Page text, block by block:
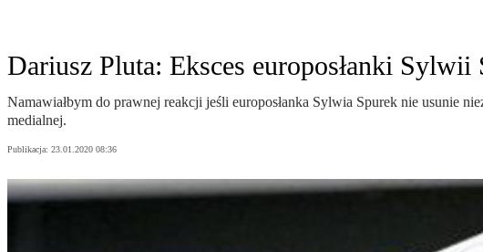
Dariusz Pluta: Eksces europosłanki
Namawiałbym do prawnej reakcji jeśli europosłanka Sylwia Spurek nie usunie
medialnej.
Publikacja: 23.01.2020 08:36